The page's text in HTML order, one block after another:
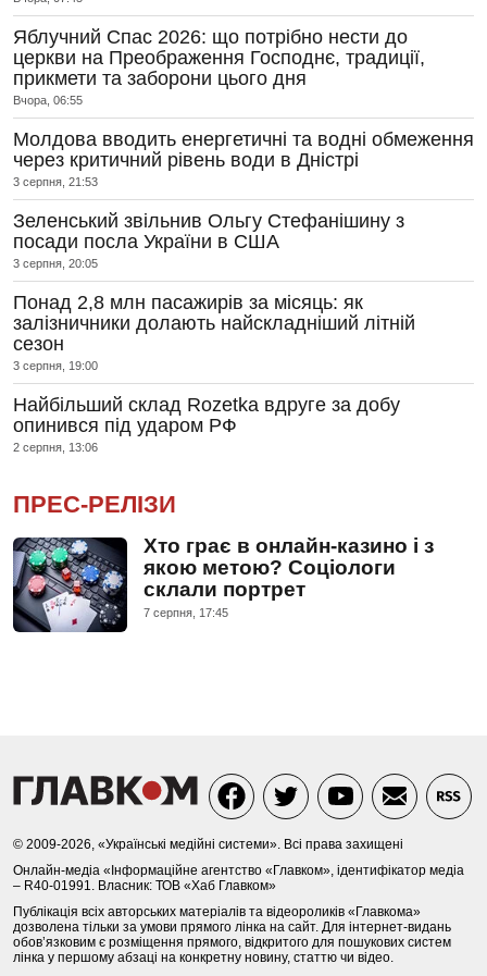
Яблучний Спас 2026: що потрібно нести до
церкви на Преображення Господнє, традиції,
прикмети та заборони цього дня
Вчора, 06:55
Молдова вводить енергетичні та водні обмеження
через критичний рівень води в Дністрі
3 серпня, 21:53
Зеленський звільнив Ольгу Стефанішину з
посади посла України в США
3 серпня, 20:05
Понад 2,8 млн пасажирів за місяць: як
залізничники долають найскладніший літній
сезон
3 серпня, 19:00
Найбільший склад Rozetka вдруге за добу
опинився під ударом РФ
2 серпня, 13:06
ПРЕС-РЕЛІЗИ
Хто грає в онлайн-казино і з
якою метою? Соціологи
склали портрет
7 серпня, 17:45
© 2009-2026, «Українські медійні системи». Всі права захищені
Онлайн-медіа «Інформаційне агентство «Главком», ідентифікатор медіа
– R40-01991. Власник: ТОВ «Хаб Главком»
Публікація всіх авторських матеріалів та відеороликів «Главкома»
дозволена тільки за умови прямого лінка на сайт. Для інтернет-видань
обов’язковим є розміщення прямого, відкритого для пошукових систем
лінка у першому абзаці на конкретну новину, статтю чи відео.